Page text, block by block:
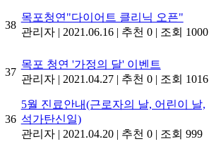
38
목포청연"다이어트 클리닉 오픈"
관리자 | 2021.06.16 | 추천 0 | 조회 1000
37
목포 청연 '가정의 달' 이벤트
관리자 | 2021.04.27 | 추천 0 | 조회 1016
36
5월 진료안내(근로자의 날, 어린이 날,
석가탄신일)
관리자 | 2021.04.20 | 추천 0 | 조회 999